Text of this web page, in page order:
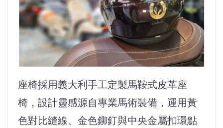
座椅採用義大利手工定製馬鞍式皮革座
椅，設計靈感源自專業馬術裝備，運用黃
色對比縫線、金色鉚釘與中央金屬扣環點